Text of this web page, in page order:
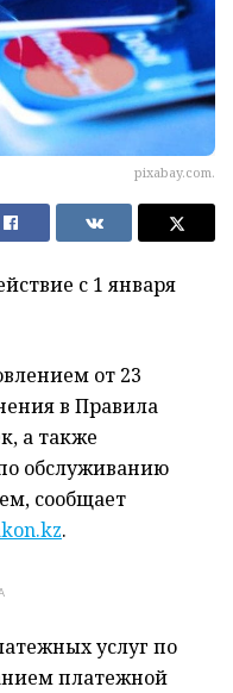
pixabay.com.
с 1 января
от 23
в Правила
а также
обслуживанию
сообщает
.
услуг по
платежной